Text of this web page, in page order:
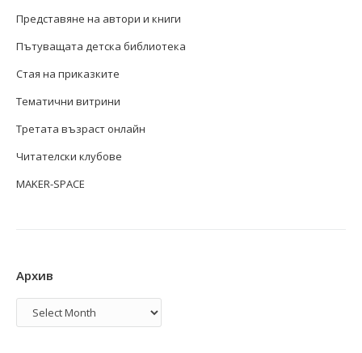
Представяне на автори и книги
Пътуващата детска библиотека
Стая на приказките
Тематични витрини
Третата възраст онлайн
Читателски клубове
MAKER-SPACE
Архив
Архив